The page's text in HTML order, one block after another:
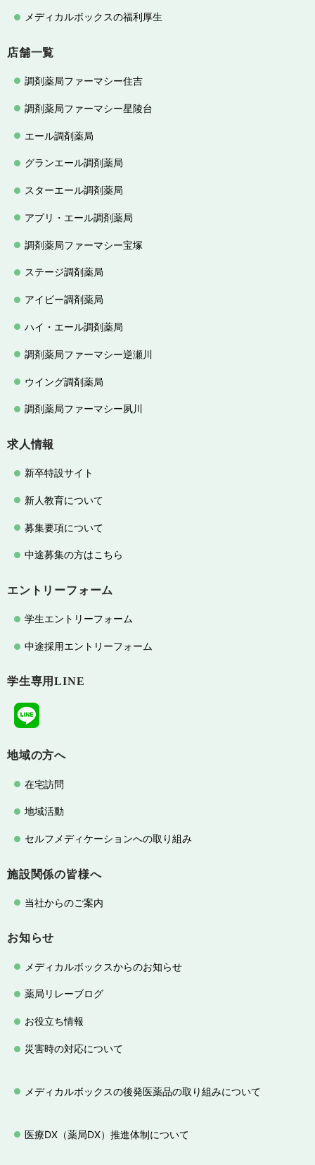
メディカルボックスの福利厚生
店舗一覧
調剤薬局ファーマシー住吉
調剤薬局ファーマシー星陵台
エール調剤薬局
グランエール調剤薬局
スターエール調剤薬局
アプリ・エール調剤薬局
調剤薬局ファーマシー宝塚
ステージ調剤薬局
アイビー調剤薬局
ハイ・エール調剤薬局
調剤薬局ファーマシー逆瀬川
ウイング調剤薬局
調剤薬局ファーマシー夙川
求人情報
新卒特設サイト
新人教育について
募集要項について
中途募集の方はこちら
エントリーフォーム
学生エントリーフォーム
中途採用エントリーフォーム
学生専用LINE
地域の方へ
在宅訪問
地域活動
セルフメディケーションへの取り組み
施設関係の皆様へ
当社からのご案内
お知らせ
メディカルボックスからのお知らせ
薬局リレーブログ
お役立ち情報
災害時の対応について
メディカルボックスの後発医薬品の取り組みについて
医療DX（薬局DX）推進体制について